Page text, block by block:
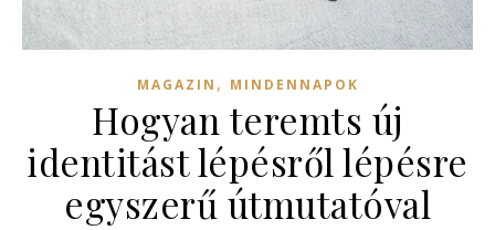
MAGAZIN , MINDENNAPOK
Hogyan teremts új
identitást lépésről lépésre
egyszerű útmutatóval